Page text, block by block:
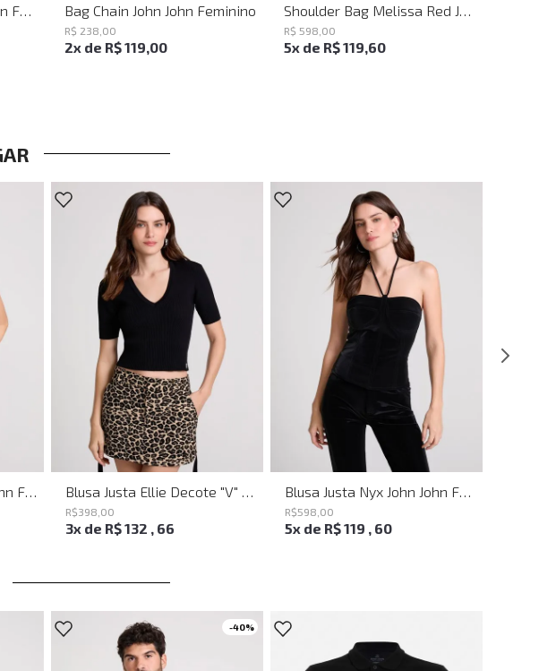
Baguette Party John John Feminina Bag Chain John John Feminino
R$ 238 00
2x de R$119,00
Shoulder Bag Melissa Red John John Feminina
R$ 598 00
5x de R$119,60
Blusa Justa Jade John John Feminina Blusa Justa Ellie Decote "V" Preto John John Feminina
R$398 00
3x de R$132 , 66
Blusa Justa Nyx John John Feminina
R$598 00
5x de R$119 , 60
-40%